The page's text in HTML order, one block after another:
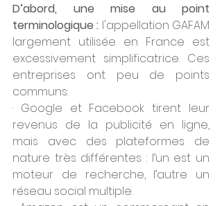
D’abord, une mise au point
terminologique : l'appellation GAFAM
largement utilisée en France est
excessivement simplificatrice. Ces
entreprises ont peu de points
communs:
· Google et Facebook tirent leur
revenus de la publicité en ligne,
mais avec des plateformes de
nature très différentes : l’un est un
moteur de recherche, l’autre un
réseau social multiple.